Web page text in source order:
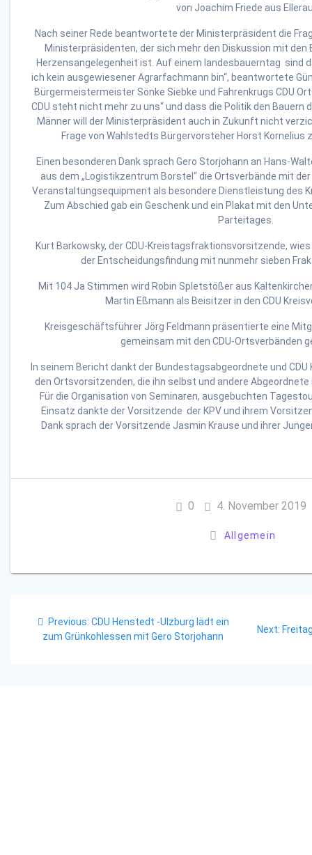
von Joachim Friede aus
Nach seiner Rede beantwortete der Ministerpräsident die
Ministerpräsidenten, der sich mehr den Diskussion mit den
Herzensangelegenheit ist. Auf einem landesbauerntag sind
ich kein ausgewiesener Agrarfachmann bin“, beantwortete
Bürgermeistermeister Sönke Siebke und Fahrenkrugs CDU
CDU steht nicht mehr zu uns“ und dass die Politik den Bauern
Männer will der Ministerpräsident auch in Zukunft nicht
Frage von Wahlstedts Bürgervorsteher Horst Kornelius
Einen besonderen Dank sprach Gero Storjohann an Hans-
aus dem „Logistikzentrum Borstel“ die Ortsverbände mit
Veranstaltungsequipment als besondere Dienstleistung des
Zum Abschied gab ein Geschenk und ein Plakat mit den
Parteitages.
Kurt Barkowsky, der CDU-Kreistagsfraktionsvorsitzende,
der Entscheidungsfindung mit nunmehr sieben
Mit 104 Ja Stimmen wird Robin Spletstößer aus
Martin Eßmann als Beisitzer in den CDU
Kreisgeschäftsführer Jörg Feldmann präsentierte eine
gemeinsam mit den CDU-Ortsverbänden
In seinem Bericht dankt der Bundestagsabgeordnete und
den Ortsvorsitzenden, die ihn selbst und andere
Für die Organisation von Seminaren, ausgebuchten
Einsatz dankte der Vorsitzende der KPV und ihrem
Dank sprach der Vorsitzende Jasmin Krause und ihrer
0 4. November 2019
Allgemein
Previous: Previous
post:
CDU Henstedt -Ulzburg lädt ein
zum Grünkohlessen mit Gero Storjohann
Next: Next